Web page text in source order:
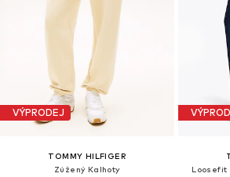
VÝPRODEJ
TOMMY HILFIGER
Zúžený Kalhoty
Loosefit